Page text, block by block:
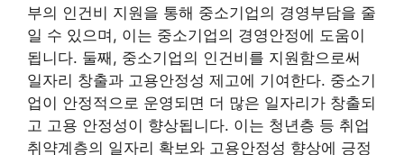
부의 인건비 지원을 통해 중소기업의 경영부담을 줄
일 수 있으며, 이는 중소기업의 경영안정에 도움이
됩니다. 둘째, 중소기업의 인건비를 지원함으로써
일자리 창출과 고용안정성 제고에 기여한다. 중소기
업이 안정적으로 운영되면 더 많은 일자리가 창출되
고 고용 안정성이 향상됩니다. 이는 청년층 등 취업
취약계층의 일자리 확보와 고용안정성 향상에 긍정